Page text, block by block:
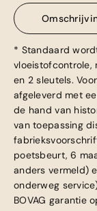
* Standaard
vloeistofcontrole,
en 2 sleutels.
afgeleverd met
de hand van
van toepassing
poetsbeurt, 6
anders vermeld)
onderweg
BOVAG garantie